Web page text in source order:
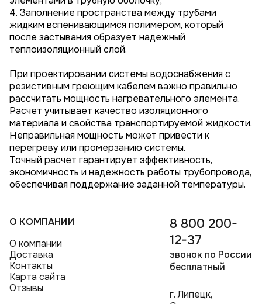
4. Заполнение пространства между трубами
жидким вспенивающимся полимером, который
после застывания образует надежный
теплоизоляционный слой.
При проектировании системы водоснабжения с
резистивным греющим кабелем важно правильно
рассчитать мощность нагревательного элемента.
Расчет учитывает качество изоляционного
материала и свойства транспортируемой жидкости.
Неправильная мощность может привести к
перегреву или промерзанию системы.
Точный расчет гарантирует эффективность,
экономичность и надежность работы трубопровода,
обеспечивая поддержание заданной температуры.
О КОМПАНИИ
О компании
Доставка
Контакты
Карта сайта
Отзывы
8 800 200-
12-37
звонок по России
бесплатный
г. Липецк,